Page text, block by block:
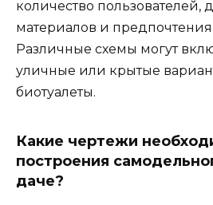
количество пользователей,
материалов и
Различные схемы могут
уличные или крытые
биотуалеты.
Какие чертежи
построения
даче?